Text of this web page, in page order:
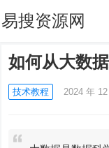
易搜资源网
如何从大数
技术教程 2024 年